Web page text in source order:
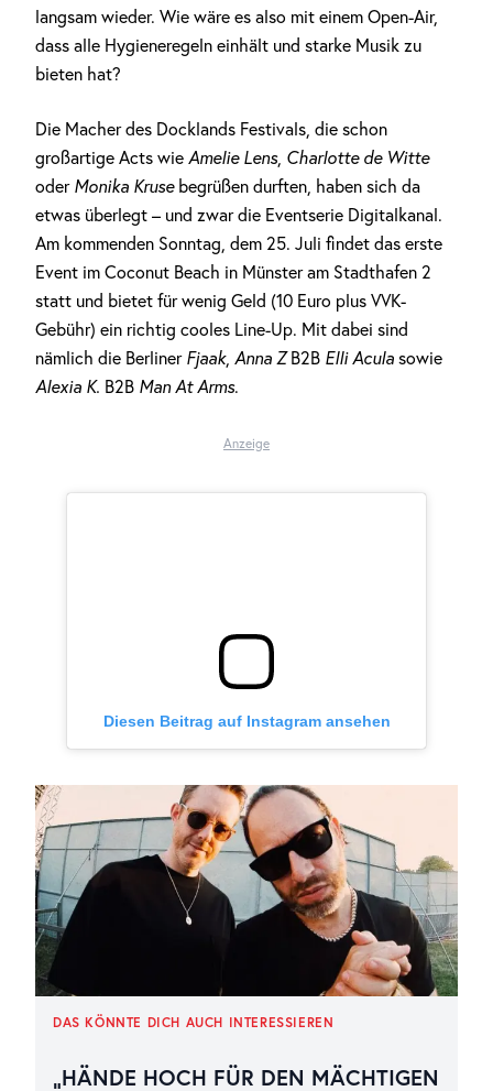
langsam wieder. Wie wäre es also mit einem Open-Air,
dass alle Hygieneregeln einhält und starke Musik zu
bieten hat?
Die Macher des Docklands Festivals, die schon
großartige Acts wie Amelie Lens, Charlotte de Witte
oder Monika Krusebegrüßen durften, haben sich da
etwas überlegt – und zwar die Eventserie Digitalkanal.
Am kommenden Sonntag, dem 25. Juli findet das erste
Event im Coconut Beach in Münster am Stadthafen 2
statt und bietet für wenig Geld (10 Euro plus VVK-
Gebühr) ein richtig cooles Line-Up. Mit dabei sind
nämlich die Berliner Fjaak, Anna ZB2B Elli Acula sowie
Alexia K. B2B Man At Arms.
Anzeige
Diesen Beitrag auf Instagram ansehen
DAS KÖNNTE DICH AUCH INTERESSIEREN
„HÄNDE HOCH FÜR DEN MÄCHTIGEN